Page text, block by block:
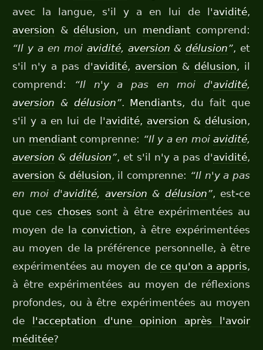
avec la langue, s'il y a en lui de l'avidité,
aversion & délusion, un mendiantcomprend:
“Il y a en moi avidité, aversion &délusion”, et
s'il n'y a pas d'avidité, aversion & délusion, il
comprend:
“Il n'y a pas en moi d'avidité,
aversion & délusion”. Mendiants, du fait que
s'il y a en lui de l'avidité, aversion & délusion,
un mendiantcomprenne: “Il y a en moiavidité,
aversion &délusion”, et s'il n'y a pas d'avidité,
aversion & délusion, il comprenne: “Il n'y a pas
en moi d'avidité, aversion & délusion”, est-ce
que ces choses sont à être expérimentées au
moyen de la conviction, à être expérimentées
au moyen de la préférence personnelle, à être
expérimentées au moyen de ce qu'on a appris,
à être expérimentées au moyen de réflexions
profondes, ou à être expérimentées au moyen
de
l'acceptation d'une opinion après l'avoir
méditée?